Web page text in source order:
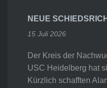
NEUE
15 Juli 2026
Der Kreis der
USC Heidelberg hat
Kürzlich schafften